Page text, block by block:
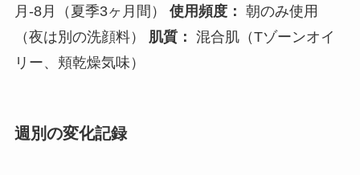
月-8月（夏季3ヶ月間） 使用頻度： 朝のみ使用
（夜は別の洗顔料）
肌質： 混合肌（Tゾーンオイ
リー、頬乾燥気味）
週別の変化記録